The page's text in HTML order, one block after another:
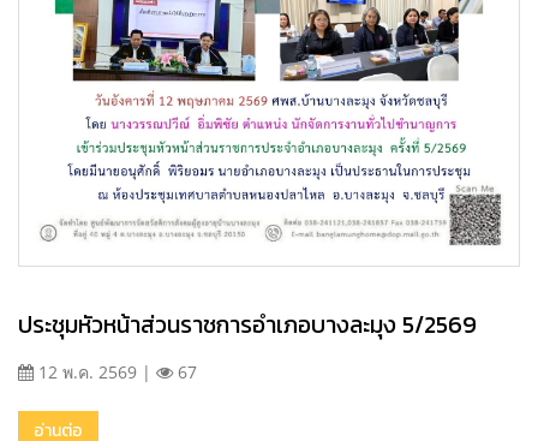
ประชุมหัวหน้าส่วนราชการอำเภอบางละมุง 5/2569
12 พ.ค. 2569 | 67
อ่านต่อ